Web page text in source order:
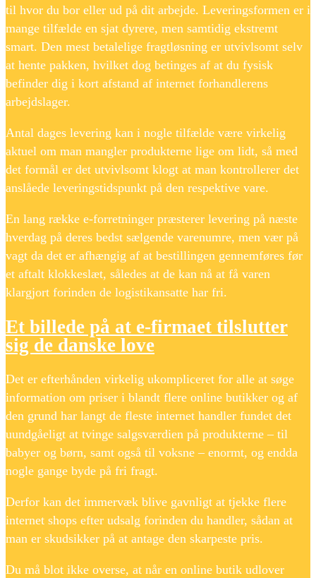
til hvor du bor eller ud på dit arbejde. Leveringsformen er i
mange tilfælde en sjat dyrere, men samtidig ekstremt
smart. Den mest betalelige fragtløsning er utvivlsomt selv
at hente pakken, hvilket dog betinges af at du fysisk
befinder dig i kort afstand af internet forhandlerens
arbejdslager.
Antal dages levering kan i nogle tilfælde være virkelig
aktuel om man mangler produkterne lige om lidt, så med
det formål er det utvivlsomt klogt at man kontrollerer det
anslåede leveringstidspunkt på den respektive vare.
En lang række e-forretninger præsterer levering på næste
hverdag på deres bedst sælgende varenumre, men vær på
vagt da det er afhængig af at bestillingen gennemføres før
et aftalt klokkeslæt, således at de kan nå at få varen
klargjort forinden de logistikansatte har fri.
Et billede på at e-firmaet tilslutter
sig de danske love
Det er efterhånden virkelig ukompliceret for alle at søge
information om priser i blandt flere online butikker og af
den grund har langt de fleste internet handler fundet det
uundgåeligt at tvinge salgsværdien på produkterne – til
babyer og børn, samt også til voksne – enormt, og endda
nogle gange byde på fri fragt.
Derfor kan det immervæk blive gavnligt at tjekke flere
internet shops efter udsalg forinden du handler, sådan at
man er skudsikker på at antage den skarpeste pris.
Du må blot ikke overse, at når en online butik udlover